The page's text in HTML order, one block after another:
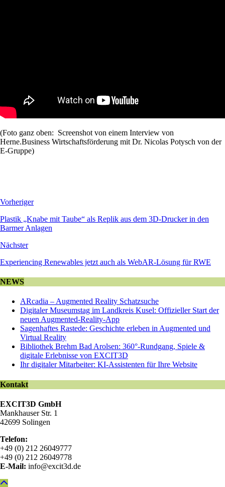
(Foto ganz oben: Screenshot von einem Interview von
Herne.Business Wirtschaftsförderung mit Dr. Nicolas Potysch von der
E-Gruppe)
Vorheriger
Plastik „Knabe mit Taube“ als Replik aus dem 3D-Drucker in den
Barmer Anlagen
Nächster
Experiencing Renewables jetzt auch als WebAR-Lösung für RWE
NEWS
ARcadia – Augmented Reality Schatzsuche
Digitaler Museumstag im Landkreis Kusel: Offizieller Start der
neuen Augmented-Reality-App
Sagenhaftes Rastede: Geschichte erleben in Augmented und
Virtual Reality
Bibliothek Brehm Bad Arolsen: 360°-Rundgang, Spiele &
digitale Erlebnisse von EXCIT3D
Ihr digitaler Mitarbeiter: KI-Assistenten für Ihre Website
Kontakt
EXCIT3D GmbH
Mankhauser Str. 1
42699 Solingen
Telefon:
+49 (0) 212 26049777
+49 (0) 212 26049778
E-Mail: info@excit3d.de